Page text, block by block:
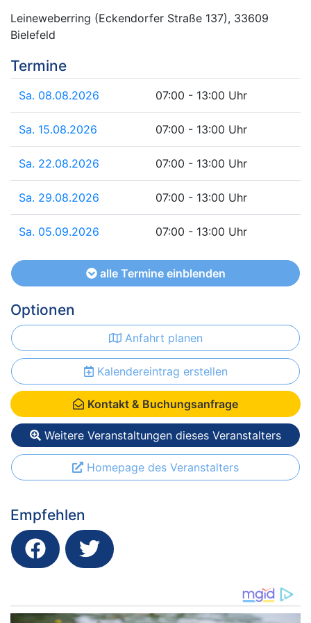
Leineweberring (Eckendorfer Straße 137), 33609
Bielefeld
Termine
Sa. 08.08.2026 07:00 - 13:00 Uhr
Sa. 15.08.2026 07:00 - 13:00 Uhr
Sa. 22.08.2026 07:00 - 13:00 Uhr
Sa. 29.08.2026 07:00 - 13:00 Uhr
Sa. 05.09.2026 07:00 - 13:00 Uhr
alle Termine einblenden
Optionen
Anfahrt planen
Kalendereintrag erstellen
Kontakt & Buchungsanfrage
Weitere Veranstaltungen dieses Veranstalters
Homepage des Veranstalters
Empfehlen